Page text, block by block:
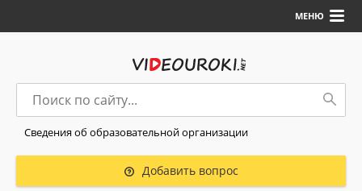
МЕНЮ
Сведения об образовательной организации
Добавить вопрос